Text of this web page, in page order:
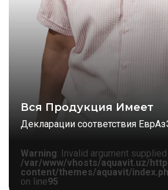
Вся Продукция Имеет
Декларации соответствия
Warning: Invalid argument
/var/www/vhosts/aquavit.uz/
content/themes/aquavit/
on line95